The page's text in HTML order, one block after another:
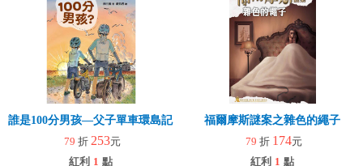
誰是100分男孩—父子單車環島記（二版）
79 折 253元
紅利 1 點
福爾摩斯謎案之雜色的繩子
79 折 174元
紅利 1 點